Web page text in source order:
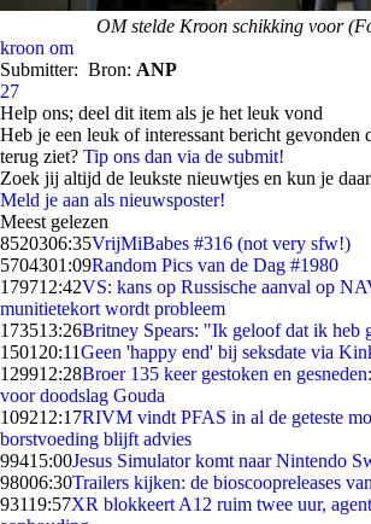
OM stelde Kroon schikking voor
kroon om
Submitter: Bron: ANP
27
Help ons; deel dit item als je het leuk vond
Heb je een leuk of interessant bericht gevonden
terug ziet? Tip ons dan via de submit!
Zoek jij altijd de leukste nieuwtjes en kun je
Meld je aan als nieuwsposter!
Meest gelezen
8520306:35VrijMiBabes #316 (not very sfw!)
5704301:09Random Pics van de Dag #1980
179712:42VS: kans op Russische aanval op
munitietekort wordt probleem
173513:26Britney Spears: "Ik geloof dat ik heb
1501 20:11Geen 'happy end' bij seksdate via
129912:28Broer 135 keer gestoken en
voor doodslag Gouda
109212:17RIVM vindt PFAS in al de geteste
borstvoeding blijft advies
99415:00Jesus Simulator komt naar Nintendo
98006:30Trailers kijken: de bioscoopreleases
93119:57XR blokkeert A12 ruim twee uur,